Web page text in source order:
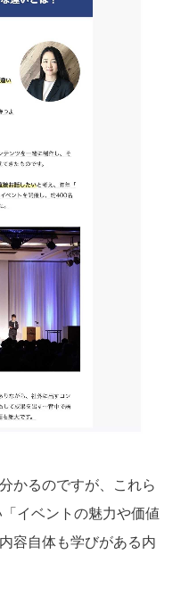
かるのですが、これら
イベントの魅力や価値
容自体も学びがある内